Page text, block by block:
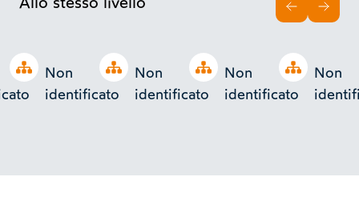
Open tree Open tree
Non
identificato
Open tree
Non
identificato
Open tree
Non
identificato
Non
INDIETRO